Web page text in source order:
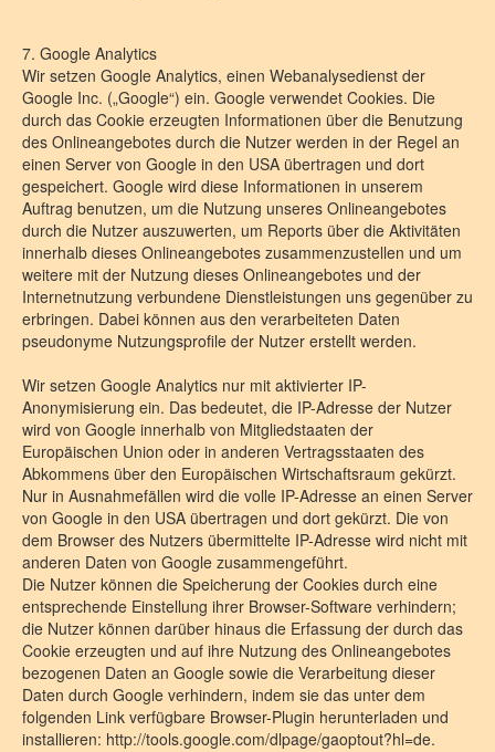
7. Google Analytics
Wir setzen Google Analytics, einen Webanalysedienst der
Google Inc. („Google“) ein. Google verwendet Cookies. Die
durch das Cookie erzeugten Informationen über die Benutzung
des Onlineangebotes durch die Nutzer werden in der Regel an
einen Server von Google in den USA übertragen und dort
gespeichert. Google wird diese Informationen in unserem
Auftrag benutzen, um die Nutzung unseres Onlineangebotes
durch die Nutzer auszuwerten, um Reports über die Aktivitäten
innerhalb dieses Onlineangebotes zusammenzustellen und um
weitere mit der Nutzung dieses Onlineangebotes und der
Internetnutzung verbundene Dienstleistungen uns gegenüber zu
erbringen. Dabei können aus den verarbeiteten Daten
pseudonyme Nutzungsprofile der Nutzer erstellt werden.
Wir setzen Google Analytics nur mit aktivierter IP-
Anonymisierung ein. Das bedeutet, die IP-Adresse der Nutzer
wird von Google innerhalb von Mitgliedstaaten der
Europäischen Union oder in anderen Vertragsstaaten des
Abkommens über den Europäischen Wirtschaftsraum gekürzt.
Nur in Ausnahmefällen wird die volle IP-Adresse an einen Server
von Google in den USA übertragen und dort gekürzt. Die von
dem Browser des Nutzers übermittelte IP-Adresse wird nicht mit
anderen Daten von Google zusammengeführt.
Die Nutzer können die Speicherung der Cookies durch eine
entsprechende Einstellung ihrer Browser-Software verhindern;
die Nutzer können darüber hinaus die Erfassung der durch das
Cookie erzeugten und auf ihre Nutzung des Onlineangebotes
bezogenen Daten an Google sowie die Verarbeitung dieser
Daten durch Google verhindern, indem sie das unter dem
folgenden Link verfügbare Browser-Plugin herunterladen und
installieren: http://tools.google.com/dlpage/gaoptout?hl=de.